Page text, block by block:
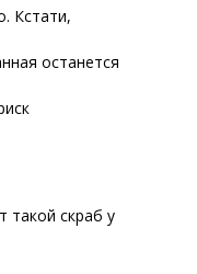
Кстати,
останется
такой скраб у